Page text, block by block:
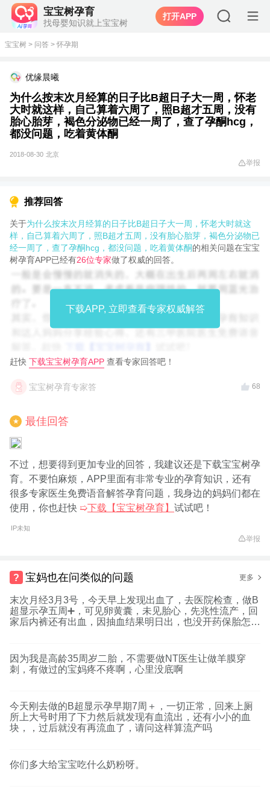
宝宝树孕育
找母婴知识就上宝宝树
打开APP
宝宝树 > 问答 > 怀孕期
优缘晨曦
为什么按末次月经算的日子比B超日子大一周，怀老
大时就这样，自己算着六周了，照B超才五周，没有
胎心胎芽，褐色分泌物已经一周了，查了孕酮hcg，
都没问题，吃着黄体酮
2018-08-30 北京
举报
推荐回答
关于为什么按末次月经算的日子比B超日子大一周，怀老大时就这
样，自己算着六周了，照B超才五周，没有胎心胎芽，褐色分泌物已
经一周了，查了孕酮hcg，都没问题，吃着黄体酮的相关问题在宝宝
树孕育APP已经有26位专家做了权威的回答。
下载APP, 立即查看专家权威解答
赶快 下载宝宝树孕育APP 查看专家回答吧！
宝宝树孕育专家答 68
★ 最佳回答
不过，想要得到更加专业的回答，我建议还是下载宝宝树孕
育。不要怕麻烦，APP里面有非常专业的孕育知识，还有
很多专家医生免费语音解答孕育问题，我身边的妈妈们都在
使用，你也赶快 ➯下载【宝宝树孕育】 试试吧！
IP未知
举报
宝妈也在问类似的问题 更多
末次月经3月3号，今天早上发现出血了，去医院检查，做B
超显示孕五周➕，可见卵黄囊，未见胎心，先兆性流产，回
家后内裤还有出血，因抽血结果明日出，也没开药保胎怎么
因为我是高龄35周岁二胎，不需要做NT医生让做羊膜穿
刺，有做过的宝妈疼不疼啊，心里没底啊
今天刚去做的B超显示孕早期7周＋，一切正常，回来上厕
所上大号时用了下力然后就发现有血流出，还有小小的血
块，，过后就没有再流血了，请问这样算流产吗
你们多大给宝宝吃什么奶粉呀。